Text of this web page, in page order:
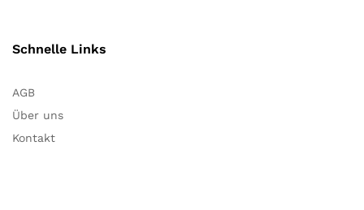
Schnelle Links
AGB
Über uns
Kontakt